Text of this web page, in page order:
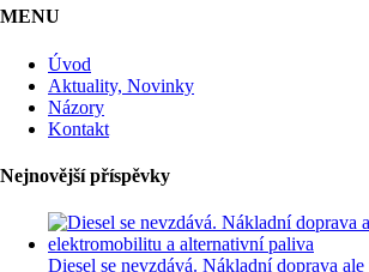
MENU
Úvod
Aktuality, Novinky
Názory
Kontakt
Nejnovější příspěvky
Diesel se nevzdává. Nákladní doprava ale